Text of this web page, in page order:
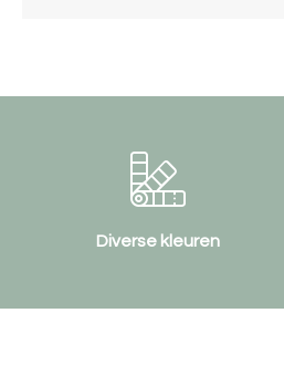
Diverse kleuren